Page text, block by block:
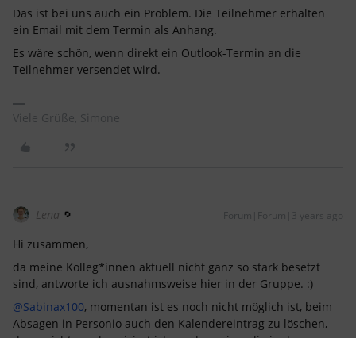
Das ist bei uns auch ein Problem. Die Teilnehmer erhalten
ein Email mit dem Termin als Anhang.
Es wäre schön, wenn direkt ein Outlook-Termin an die
Teilnehmer versendet wird.
Viele Grüße, Simone
Lena Forum|Forum|3 years ago
Hi zusammen,
da meine Kolleg*innen aktuell nicht ganz so stark besetzt
sind, antworte ich ausnahmsweise hier in der Gruppe. :)
@Sabinax100, momentan ist es noch nicht möglich ist, beim
Absagen in Personio auch den Kalendereintrag zu löschen,